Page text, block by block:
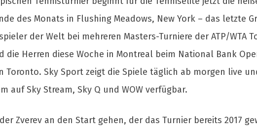
des Monats in Flushing Meadows, New York – das letzte
der Welt bei mehreren Masters-Turniere der ATP/WTA
Herren diese Woche in Montreal beim National Bank
Toronto. Sky Sport zeigt die Spiele täglich ab morgen live
auf Sky Stream, Sky Q und WOW verfügbar.
Zverev an den Start gehen, der das Turnier bereits 2017